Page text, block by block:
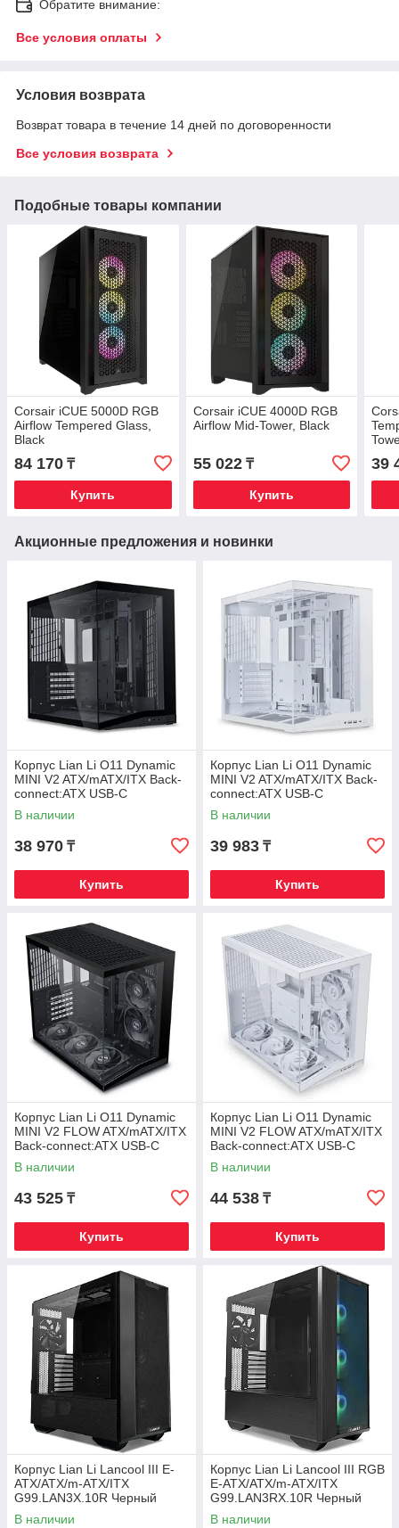
Обратите внимание:
Все условия оплаты
Условия возврата
Возврат товара в течение 14 дней по договоренности
Все условия возврата
Подобные товары компании
Corsair iCUE 5000D RGB
Airflow Tempered Glass,
Black
84 170 ₸
Купить
Corsair iCUE 4000D RGB
Airflow Mid-Tower, Black
55 022₸
Купить
39
Акционные предложения и новинки
Корпус Lian Li O11 Dynamic
MINI V2 ATX/mATX/ITX Back-
connect:ATX USB-C
G99.O11DMIV2X.00 Черный
В наличии
38 970 ₸
Купить
Корпус Lian Li O11 Dynamic
MINI V2 ATX/mATX/ITX Back-
connect:ATX USB-C
G99.O11DMIV2W.00 Белый
В наличии
39 983 ₸
Купить
Корпус Lian Li O11 Dynamic
MINI V2 FLOW ATX/mATX/ITX
Back-connect:ATX USB-C
G99.O11DMIV2FX.00 Черный
В наличии
43 525 ₸
Купить
Корпус Lian Li O11 Dynamic
MINI V2 FLOW ATX/mATX/ITX
Back-connect:ATX USB-C
G99.O11DMIV2FW.00 Белый
В наличии
44 538 ₸
Купить
Корпус Lian Li Lancool III E-
ATX/ATX/m-ATX/ITX
G99.LAN3X.10R Черный
В наличии
Корпус Lian Li Lancool III RGB
E-ATX/ATX/m-ATX/ITX
G99.LAN3RX.10R Черный
В наличии